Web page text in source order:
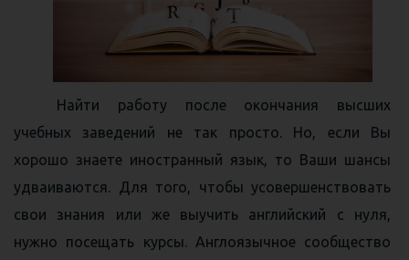
Найти работу после окончания высших
учебных заведений не так просто. Но, если Вы
хорошо знаете иностранный язык, то Ваши шансы
удваиваются. Для того, чтобы усовершенствовать
свои знания или же выучить английский с нуля,
нужно посещать курсы. Англоязычное сообщество